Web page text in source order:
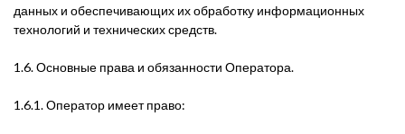
данных и обеспечивающих их обработку информационных
технологий и технических средств.
1.6. Основные права и обязанности Оператора.
1.6.1. Оператор имеет право: